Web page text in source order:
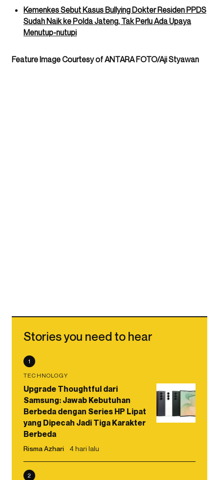
Kemenkes Sebut Kasus Bullying Dokter Residen PPDS
Sudah Naik ke Polda Jateng, Tak Perlu Ada Upaya
Menutup-nutupi
Feature Image Courtesy of ANTARA FOTO/Aji Styawan
Stories you need to hear
1
TECHNOLOGY
Upgrade Thoughtful dari
Samsung: Jawab Kebutuhan
Berbeda dengan Series HP Lipat
yang Dipecah Jadi Tiga Karakter
Berbeda
Risma Azhari 4 hari lalu
2